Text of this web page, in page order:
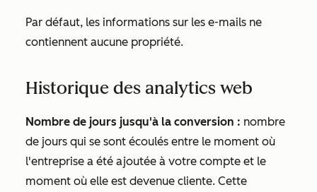
Par défaut, les informations sur les e-mails ne
contiennent aucune propriété.
Historique des analytics web
Nombre de jours jusqu'à la conversion : nombre
de jours qui se sont écoulés entre le moment où
l'entreprise a été ajoutée à votre compte et le
moment où elle est devenue cliente. Cette